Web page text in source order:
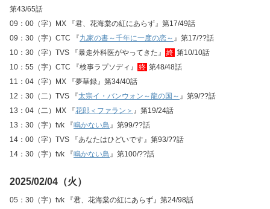
第43/65話
09：00（字）MX 『君、花海棠の紅にあらず』第17/49話
09：30（字）CTC 『九家の書～千年に一度の恋～ 』第17/??話
10：30（字）TVS 『暴走外科医がやってきた』
終 第10/10話
10：55（字）CTC 『検事ラプソディ』
終 第48/48話
11：04（字）MX 『夢華録』第34/40話
12：30（二）TVS 『太宗イ・バンウォン～龍の国～ 』第9/??話
13：04（二）MX 『花郎＜ファラン＞ 』第19/24話
13：30（字）tvk 『鳴かない鳥』第99/??話
14：00（字）TVS 『あなたはひどいです』第93/??話
14：30（字）tvk 『鳴かない鳥』第100/??話
2025/02/04（火）
05：30（字）tvk 『君、花海棠の紅にあらず』第24/98話